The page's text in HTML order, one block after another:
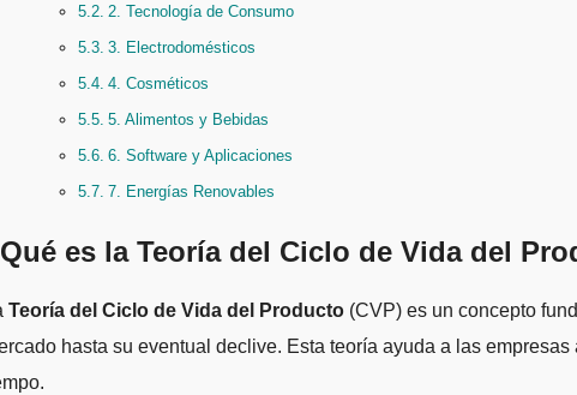
2. Tecnología de Consumo
3. Electrodomésticos
4. Cosméticos
5. Alimentos y Bebidas
6. Software y Aplicaciones
7. Energías Renovables
es la Teoría del Ciclo de Vida del
Teoría del Ciclo de Vida del Producto (CVP) es un concepto
hasta su eventual declive. Esta teoría ayuda a las